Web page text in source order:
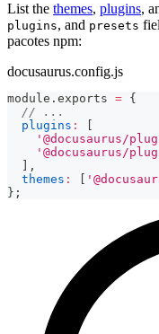
List the themes, plugins,
plugins, and presets
pacotes npm:
docusaurus.config.js
module . exports = {
// ...
plugins :
'@docusaurus/
'@docusaurus/
,
themes :
} ;